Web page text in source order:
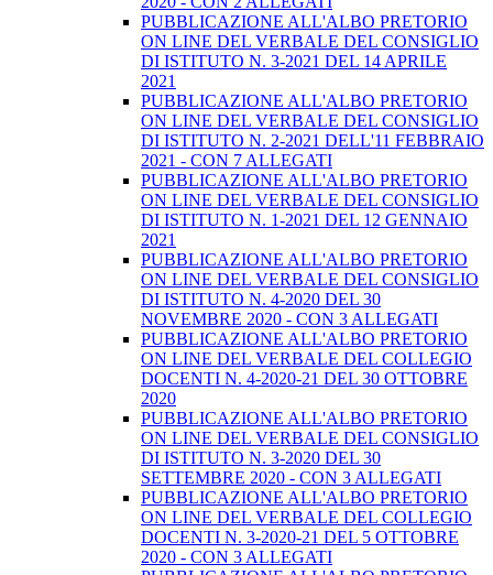
PUBBLICAZIONE ALL'ALBO PRETORIO
ON LINE DEL VERBALE DEL CONSIGLIO
DI ISTITUTO N. 3-2021 DEL 14 APRILE
2021
PUBBLICAZIONE ALL'ALBO PRETORIO
ON LINE DEL VERBALE DEL CONSIGLIO
DI ISTITUTO N. 2-2021 DELL'11 FEBBRAIO
2021 - CON 7 ALLEGATI
PUBBLICAZIONE ALL'ALBO PRETORIO
ON LINE DEL VERBALE DEL CONSIGLIO
DI ISTITUTO N. 1-2021 DEL 12 GENNAIO
2021
PUBBLICAZIONE ALL'ALBO PRETORIO
ON LINE DEL VERBALE DEL CONSIGLIO
DI ISTITUTO N. 4-2020 DEL 30
NOVEMBRE 2020 - CON 3 ALLEGATI
PUBBLICAZIONE ALL'ALBO PRETORIO
ON LINE DEL VERBALE DEL COLLEGIO
DOCENTI N. 4-2020-21 DEL 30 OTTOBRE
2020
PUBBLICAZIONE ALL'ALBO PRETORIO
ON LINE DEL VERBALE DEL CONSIGLIO
DI ISTITUTO N. 3-2020 DEL 30
SETTEMBRE 2020 - CON 3 ALLEGATI
PUBBLICAZIONE ALL'ALBO PRETORIO
ON LINE DEL VERBALE DEL COLLEGIO
DOCENTI N. 3-2020-21 DEL 5 OTTOBRE
2020 - CON 3 ALLEGATI